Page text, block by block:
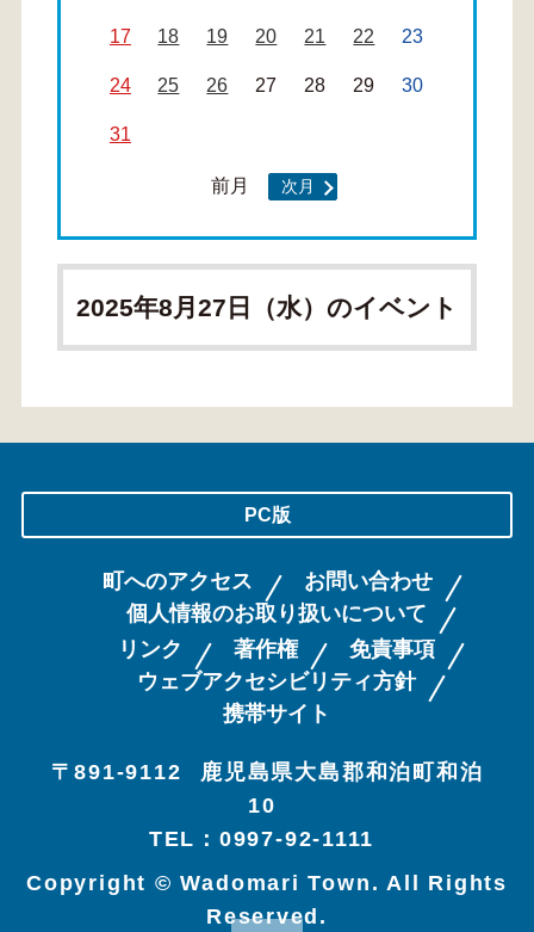
17 18 19 20 21 22 23
24 25 26 27 28 29 30
31
前月 次月
2025年8月27日（水）のイベント
PC版
町へのアクセス
お問い合わせ
個人情報のお取り扱いについて
リンク
著作権
免責事項
ウェブアクセシビリティ方針
携帯サイト
〒891-9112
鹿児島県大島郡和泊町和泊
10
TEL：0997-92-1111
Copyright © Wadomari Town. All Rights
Reserved.